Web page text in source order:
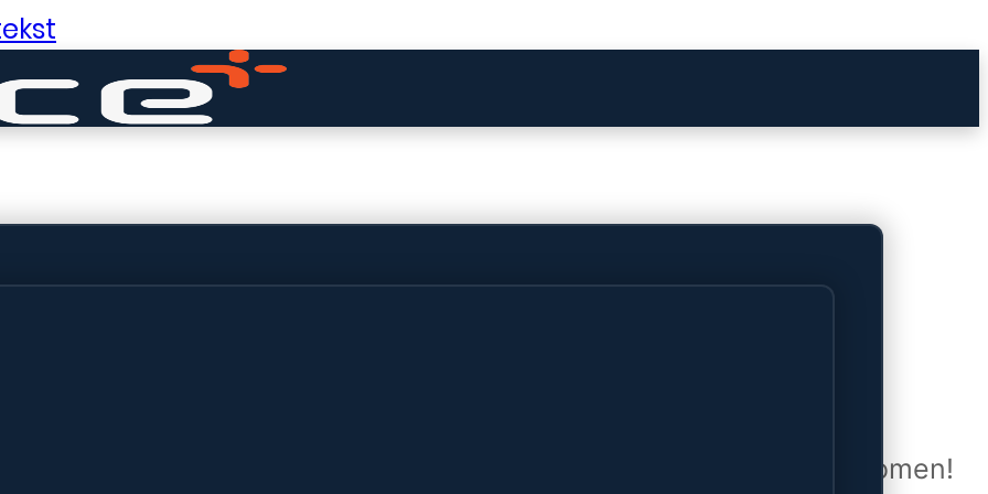
dingen in het verschiet
winkel wordt momenteel gebouwd en zal binnenkort online komen!